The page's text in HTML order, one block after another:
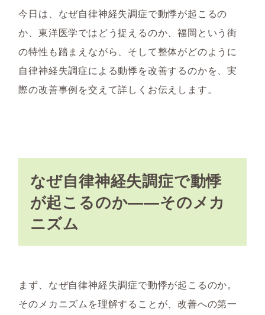
今日は、なぜ自律神経失調症で動悸が起こるの
か、東洋医学ではどう捉えるのか、福岡という街
の特性も踏まえながら、そして整体がどのように
自律神経失調症による動悸を改善するのかを、実
際の改善事例を交えて詳しくお伝えします。
なぜ自律神経失調症で動悸
が起こるのか――そのメカ
ニズム
まず、なぜ自律神経失調症で動悸が起こるのか。
そのメカニズムを理解することが、改善への第一